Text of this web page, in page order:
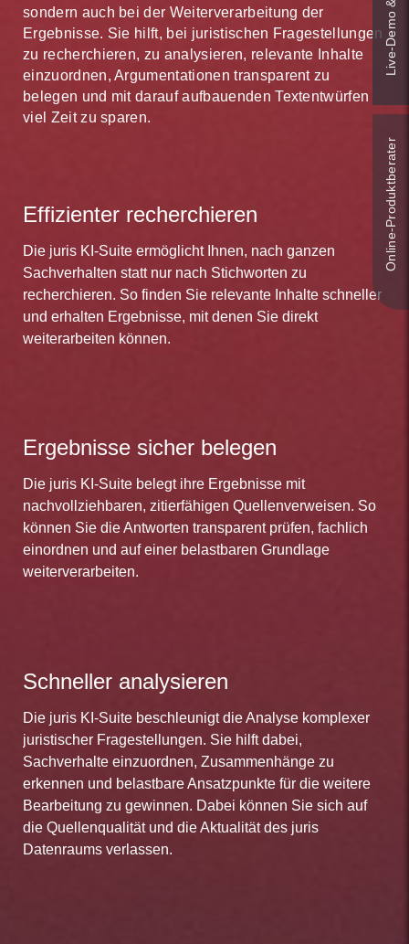
Sozialdatenschutz, Mutschler/Palsherm
SGB XI Soziale Pflegeversicherung, Hauck
SGB XII Sozialhilfe, mit AsylbLG, Coseriu, Siefert
SGB XIV Soziale Entschädigung, Bittner
SGB - Sozialrecht Besonderer Teil
Neuauflagen
Sie profitieren von den langjährigen Kontakten, die
juris zu den Herausgebern pflegt. Wir gewährleisten
damit Beratungssicherheit – vor allem in
Rechtsbereichen, die von großer Dynamik
gekennzeichnet sind.
sondern auch bei der Weiterverarbeitung der
Ergebnisse. Sie hilft, bei juristischen Fragestellungen
zu recherchieren, zu analysieren, relevante Inhalte
einzuordnen, Argumentationen transparent zu
belegen und mit darauf aufbauenden Textentwürfen
viel Zeit zu sparen.
Effizienter recherchieren
Die juris KI-Suite ermöglicht Ihnen, nach ganzen
Sachverhalten statt nur nach Stichworten zu
recherchieren. So finden Sie relevante Inhalte schneller
und erhalten Ergebnisse, mit denen Sie direkt
weiterarbeiten können.
Ergebnisse sicher belegen
Die juris KI-Suite belegt ihre Ergebnisse mit
nachvollziehbaren, zitierfähigen Quellenverweisen. So
können Sie die Antworten transparent prüfen, fachlich
einordnen und auf einer belastbaren Grundlage
weiterverarbeiten.
Schneller analysieren
Die juris KI-Suite beschleunigt die Analyse komplexer
juristischer Fragestellungen. Sie hilft dabei,
Sachverhalte einzuordnen, Zusammenhänge zu
erkennen und belastbare Ansatzpunkte für die weitere
Bearbeitung zu gewinnen. Dabei können Sie sich auf
die Quellenqualität und die Aktualität des juris
Datenraums verlassen.
Online-Produkt­berater